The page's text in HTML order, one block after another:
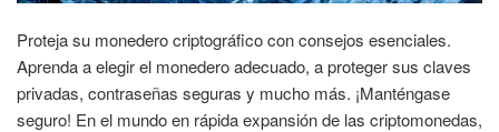
Proteja su monedero criptográfico con consejos esenciales.
Aprenda a elegir el monedero adecuado, a proteger sus claves
privadas, contraseñas seguras y mucho más. ¡Manténgase
seguro! En el mundo en rápida expansión de las criptomonedas,